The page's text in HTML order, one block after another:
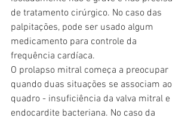
de tratamento cirúrgico. No caso das
palpitações, pode ser usado algum
medicamento para controle da
frequência cardíaca.
O prolapso mitral começa a preocupar
quando duas situações se associam ao
quadro - insuficiência da valva mitral e
endocardite bacteriana. No caso da